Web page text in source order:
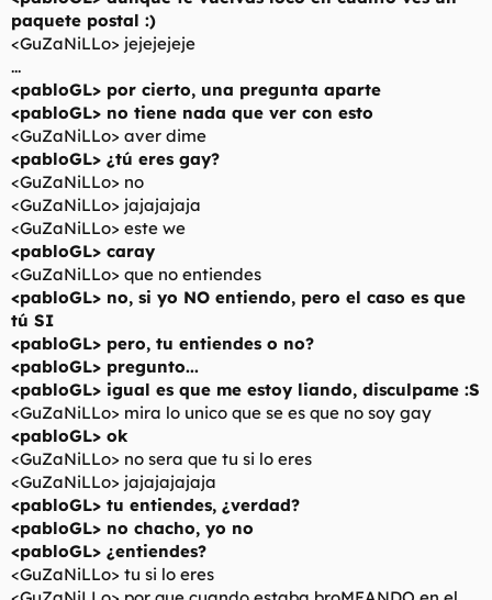
paquete postal :)
<GuZaNiLLo> jejejejeje
...
<pabloGL> por cierto, una pregunta aparte
<pabloGL> no tiene nada que ver con esto
<GuZaNiLLo> aver dime
<pabloGL> ¿tú eres gay?
<GuZaNiLLo> no
<GuZaNiLLo> jajajajaja
<GuZaNiLLo> este we
<pabloGL> caray
<GuZaNiLLo> que no entiendes
<pabloGL> no, si yo NO entiendo, pero el caso es que
tú SI
<pabloGL> pero, tu entiendes o no?
<pabloGL> pregunto...
<pabloGL> igual es que me estoy liando, disculpame :S
<GuZaNiLLo> mira lo unico que se es que no soy gay
<pabloGL> ok
<GuZaNiLLo> no sera que tu si lo eres
<GuZaNiLLo> jajajajajaja
<pabloGL> tu entiendes, ¿verdad?
<pabloGL> no chacho, yo no
<pabloGL> ¿entiendes?
<GuZaNiLLo> tu si lo eres